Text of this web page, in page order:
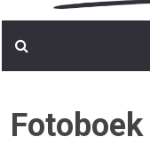
Fotoboek